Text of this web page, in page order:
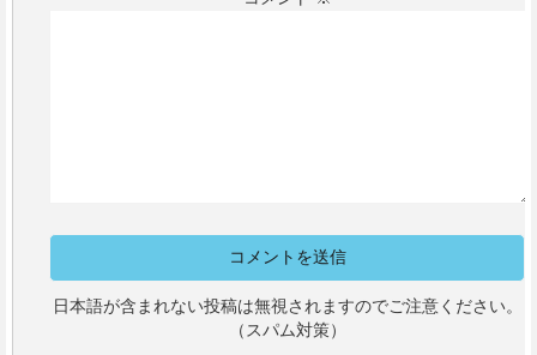
日本語が含まれない投稿は無視されますのでご注意ください。
（スパム対策）